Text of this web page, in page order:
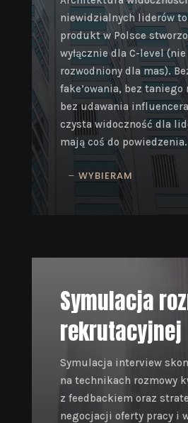
niewidzialnych liderów
produkt w Polsce
wyłącznie dla C-level (nie
rozwodniony dla mas).
fake’owania, bez
bez udawania
czysta widoczność dla
mają coś do powiedzenia.
WYBIERAM
Symulacja
rekrutacyjnej
Symulacja interview
na technikach rozmowy
z feedbackiem oraz
negocjacji oferty pracy i